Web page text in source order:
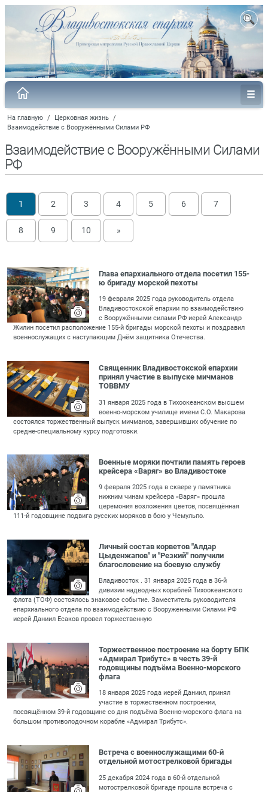
На главную / Церковная жизнь /
Взаимодействие с Вооружёнными Силами РФ
Взаимодействие с Вооружёнными Силами
РФ
1 2 3 4 5 6 7
8 9 10 »
Глава епархиального отдела посетил 155-
ю бригаду морской пехоты
19 февраля 2025 года руководитель отдела
Владивостокской епархии по взаимодействию
с Вооружёнными силами РФ иерей Александр
Жилин посетил расположение 155-й бригады морской пехоты и поздравил
военнослужащих с наступающим Днём защитника Отечества.
Священник Владивостокской епархии
принял участие в выпуске мичманов
ТОВВМУ
31 января 2025 года в Тихоокеанском высшем
военно-морском училище имени С.О. Макарова
состоялся торжественный выпуск мичманов, завершивших обучение по
средне-специальному курсу подготовки.
Военные моряки почтили память героев
крейсера «Варяг» во Владивостоке
9 февраля 2025 года в сквере у памятника
нижним чинам крейсера «Варяг» прошла
церемония возложения цветов, посвящённая
111-й годовщине подвига русских моряков в бою у Чемульпо.
Личный состав корветов "Алдар
Цыденжапов" и "Резкий" получили
благословение на боевую службу
Владивосток . 31 января 2025 года в 36-й
дивизии надводных кораблей Тихоокеанского
флота (ТОФ) состоялось знаковое событие. Заместитель руководителя
епархиального отдела по взаимодействию с Вооруженными Силами РФ
иерей Даниил Есаков провел торжественную
Торжественное построение на борту БПК
«Адмирал Трибутс» в честь 39-й
годовщины подъёма Военно-морского
флага
18 января 2025 года иерей Даниил, принял
участие в торжественном построении,
посвящённом 39-й годовщине со дня подъёма Военно-морского флага на
большом противолодочном корабле «Адмирал Трибутс».
Встреча с военнослужащими 60-й
отдельной мотострелковой бригады
25 декабря 2024 года в 60-й отдельной
мотострелковой бригаде прошла встреча с